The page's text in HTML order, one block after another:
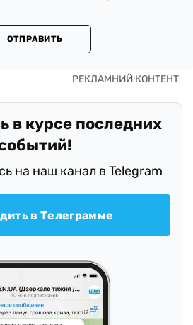
ОТПРАВИТЬ
в курсе последних
на наш канал в Telegram
в Телеграмме